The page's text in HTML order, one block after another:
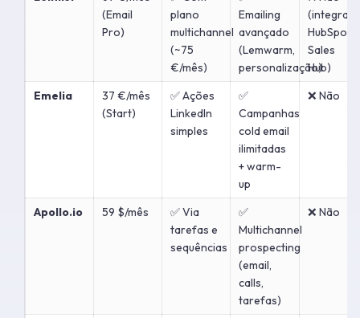
(Email
Pro)
plano
multichannel
(~75
€/mês)
Emailing
avançado
(Lemwarm,
personalização)
HubSpot
Sales
Hub)
Emelia
37 €/mês
(Start)
✅ Ações
LinkedIn
simples
✅
Campanhas
cold email
ilimitadas
+ warm-
up
❌ Não
Apollo.io 59 $/mês
✅ Via
tarefas e
sequências
✅
Multichannel
prospecting
(email,
calls,
tarefas)
❌ Não